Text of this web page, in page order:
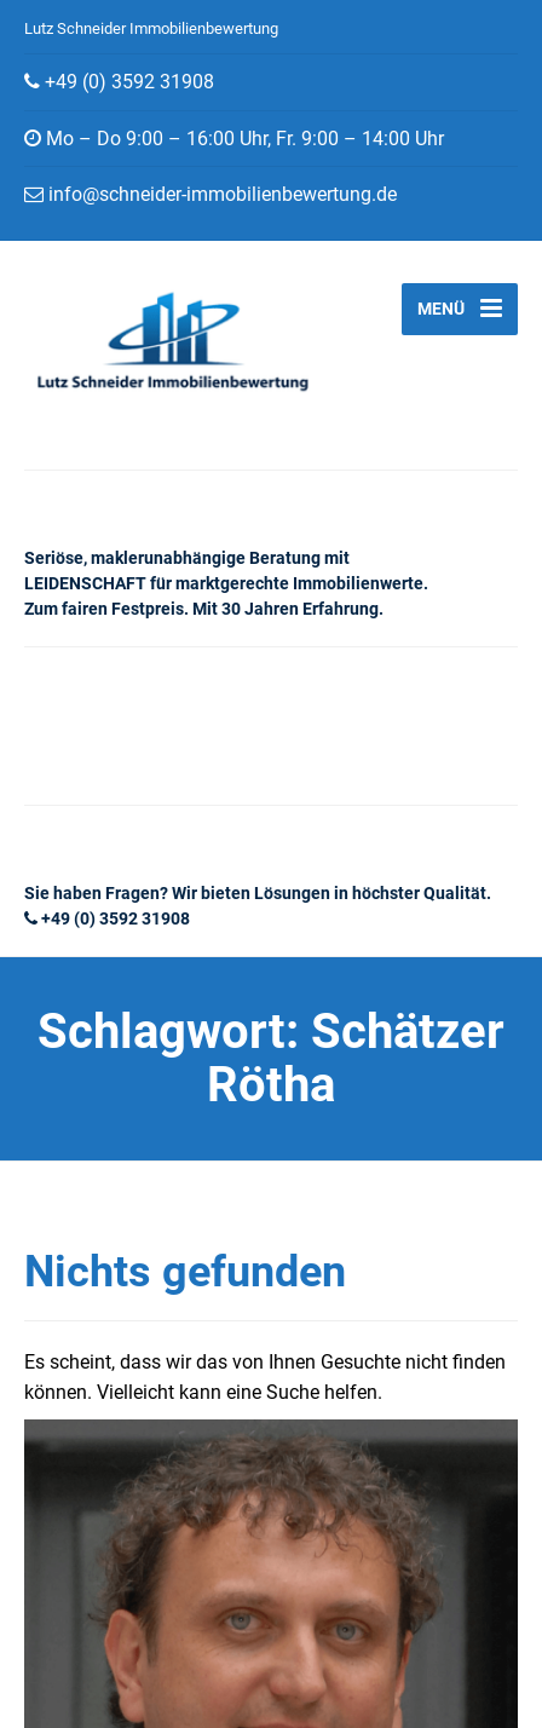
Lutz Schneider Immobilienbewertung
+49 (0) 3592 31908
Mo – Do 9:00 – 16:00 Uhr, Fr. 9:00 – 14:00 Uhr
info@schneider-immobilienbewertung.de
Seriöse, maklerunabhängige Beratung mit
LEIDENSCHAFT für marktgerechte Immobilienwerte.
Zum fairen Festpreis. Mit 30 Jahren Erfahrung.
MENÜ
Sie haben Fragen? Wir bieten Lösungen in höchster Qualität.
+49 (0) 3592 31908
Schlagwort: Schätzer
Rötha
Nichts gefunden
Es scheint, dass wir das von Ihnen Gesuchte nicht finden
können. Vielleicht kann eine Suche helfen.